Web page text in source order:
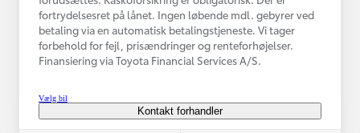
fortrydelsesret på lånet. Ingen løbende mdl. gebyrer ved
betaling via en automatisk betalingstjeneste. Vi tager
forbehold for fejl, prisændringer og renteforhøjelser.
Finansiering via Toyota Financial Services A/S.
Vælg bil
Kontakt forhandler